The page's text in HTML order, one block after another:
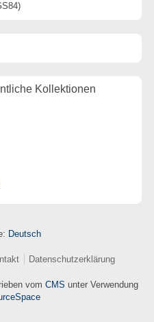
Kollektionen
Deutsch
Datenschutzerklärung
vom CMS unter Verwendung